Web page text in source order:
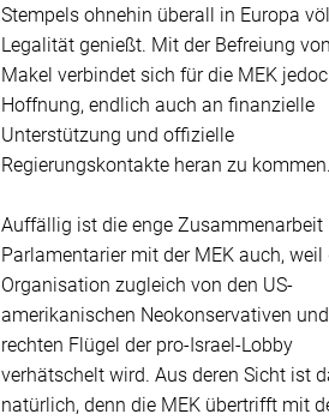
Stempels ohnehin überall in Europa
Legalität genießt. Mit der Befreiung
Makel verbindet sich für die MEK
Hoffnung, endlich auch an finanzielle
Unterstützung und offizielle
Regierungskontakte heran zu
Auffällig ist die enge Zusammenarbeit
Parlamentarier mit der MEK auch, weil
Organisation zugleich von den US-
amerikanischen Neokonservativen
rechten Flügel der pro-Israel-Lobby
verhätschelt wird. Aus deren Sicht ist
natürlich, denn die MEK übertrifft mit